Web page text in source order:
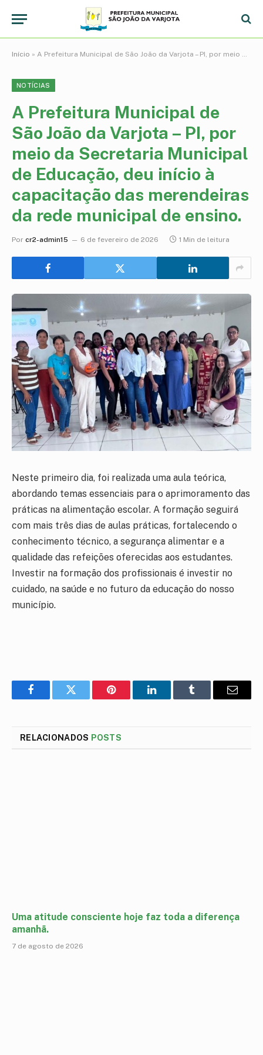
Início » A Prefeitura Municipal de São João da Varjota – PI, por meio da Secretaria Municipal de Educação, deu início à capacitação das merendeiras da rede municipal de ensino.
NOTÍCIAS
A Prefeitura Municipal de
São João da Varjota – PI, por
meio da Secretaria Municipal
de Educação, deu início à
capacitação das merendeiras
da rede municipal de ensino.
Por cr2-admin15 6 de fevereiro de 2026 1 Min de leitura
Neste primeiro dia, foi realizada uma aula teórica,
abordando temas essenciais para o aprimoramento das
práticas na alimentação escolar. A formação seguirá
com mais três dias de aulas práticas, fortalecendo o
conhecimento técnico, a segurança alimentar e a
qualidade das refeições oferecidas aos estudantes.
Investir na formação dos profissionais é investir no
cuidado, na saúde e no futuro da educação do nosso
município.
FacebookTwitter Pinterest LinkedInTumblr
E-
RELACIONADOS POSTS
Uma atitude consciente hoje faz toda a diferença
amanhã.
7 de agosto de 2026